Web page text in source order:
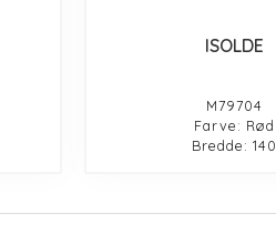
ISOLDE
M79704
Farve: Rød
Bredde: 140